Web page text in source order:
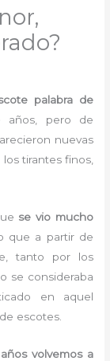
palabra de
años, pero de
nuevas
tirantes finos,
se vio mucho
que a partir de
tanto por los
se consideraba
en aquel
escotes.
volvemos a